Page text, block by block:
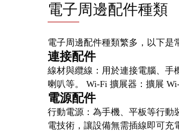
電子周邊配件種類
電子周邊配件種類繁多，以下是
連接配件
線材與纜線：用於連接電腦、手
喇叭等。 Wi-Fi 擴展器：擴展
電源配件
行動電源：為手機、平板等行動
電技術，讓設備無需插線即可充